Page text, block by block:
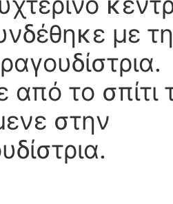
με
από το σπίτι
στην